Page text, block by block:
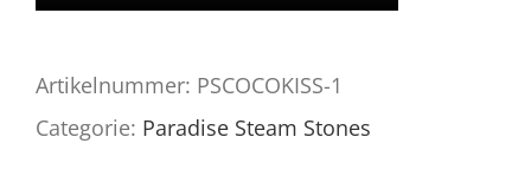
FREEZE
meloen)
aantal
Artikelnummer: PSCOCOKISS-1
Categorie: Paradise Steam Stones